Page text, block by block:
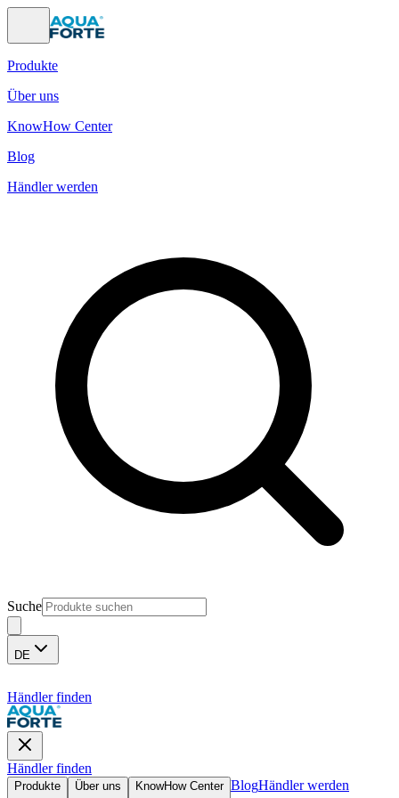
Produkte
Über uns
KnowHow Center
Blog
Händler werden
Suche
DE
Händler finden
Händler finden
Produkte Über uns KnowHow Center BlogHändler werden